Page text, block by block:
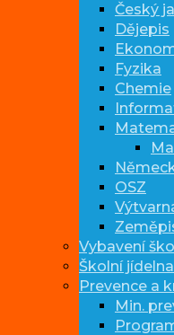
Český
Dějepis
Fyzika
Chemie
OSZ
Vybavení
Školní jídelna
Prevence a
Min.